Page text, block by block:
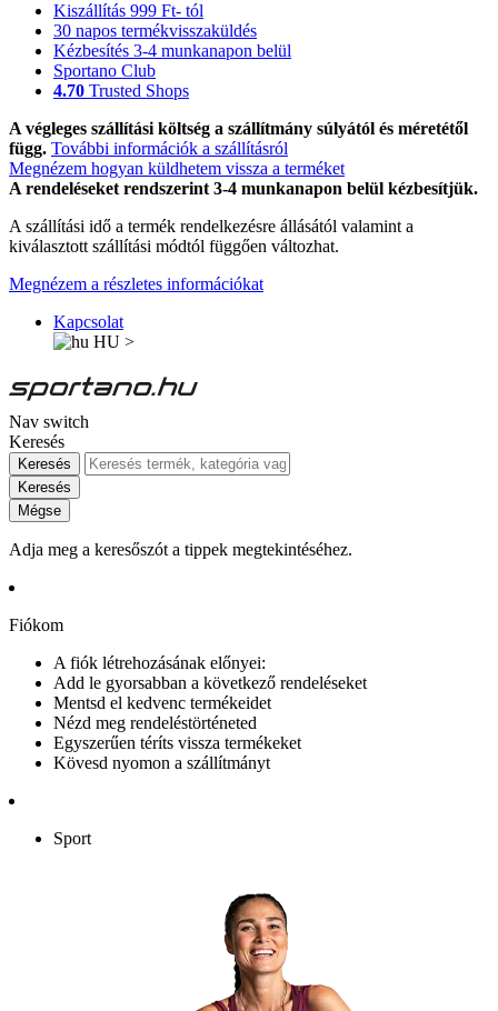
Kiszállítás 999 Ft- tól
30 napos termékvisszaküldés
Kézbesítés 3-4 munkanapon belül
Sportano Club
4.70 Trusted Shops
A végleges szállítási költség a szállítmány súlyától és méretétől
függ. További információk a szállításról
Megnézem hogyan küldhetem vissza a terméket
A rendeléseket rendszerint 3-4 munkanapon belül kézbesítjük.
A szállítási idő a termék rendelkezésre állásától valamint a
kiválasztott szállítási módtól függően változhat.
Megnézem a részletes információkat
Kapcsolat
HU >
Nav switch
Keresés
Keresés
Keresés
Mégse
Adja meg a keresőszót a tippek megtekintéséhez.
Fiókom
A fiók létrehozásának előnyei:
Add le gyorsabban a következő rendeléseket
Mentsd el kedvenc termékeidet
Nézd meg rendeléstörténeted
Egyszerűen téríts vissza termékeket
Kövesd nyomon a szállítmányt
Sport